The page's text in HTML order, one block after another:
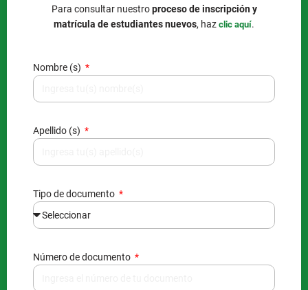
Para consultar nuestroproceso de inscripción y
matrícula de estudiantes nuevos, haz clic aquí.
Nombre (s)
Apellido (s)
Tipo de documento
Número de documento